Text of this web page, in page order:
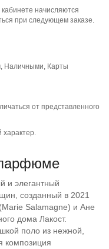
начисляются
при следующем заказе.
Наличными, Карты
от представленного
характер.
и элегантный
созданный в 2021
Salamagne) и Ане
дома Лакост.
поло из нежной,
композиция